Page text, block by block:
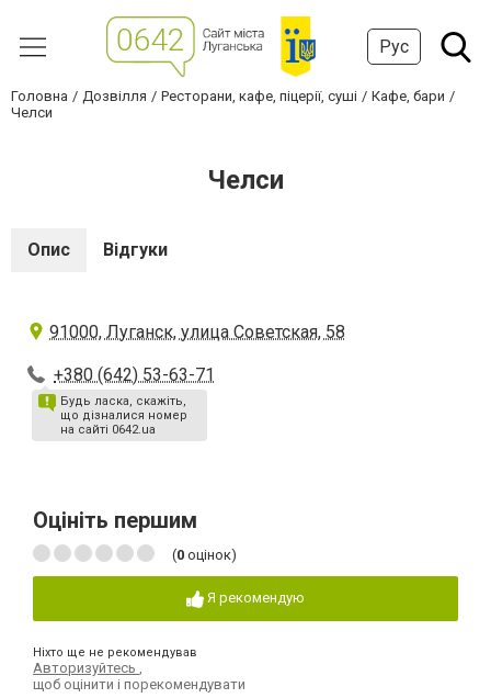
Рус
Головна Дозвілля Ресторани, кафе, піцерії, суші
Кафе, бари
Челси
Челси
Опис Відгуки
91000, Луганск, улица Советская, 58
+380 (642) 53-63-71
Будь ласка, скажіть,
що дізналися номер
на сайті 0642.ua
Оцініть першим
(0 оцінок)
Я рекомендую
Ніхто ще не рекомендував
Авторизуйтесь
щоб оцінити і порекомендувати